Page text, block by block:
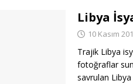
Libya
10 Kasım
Trajik Libya
fotoğraflar
savrulan